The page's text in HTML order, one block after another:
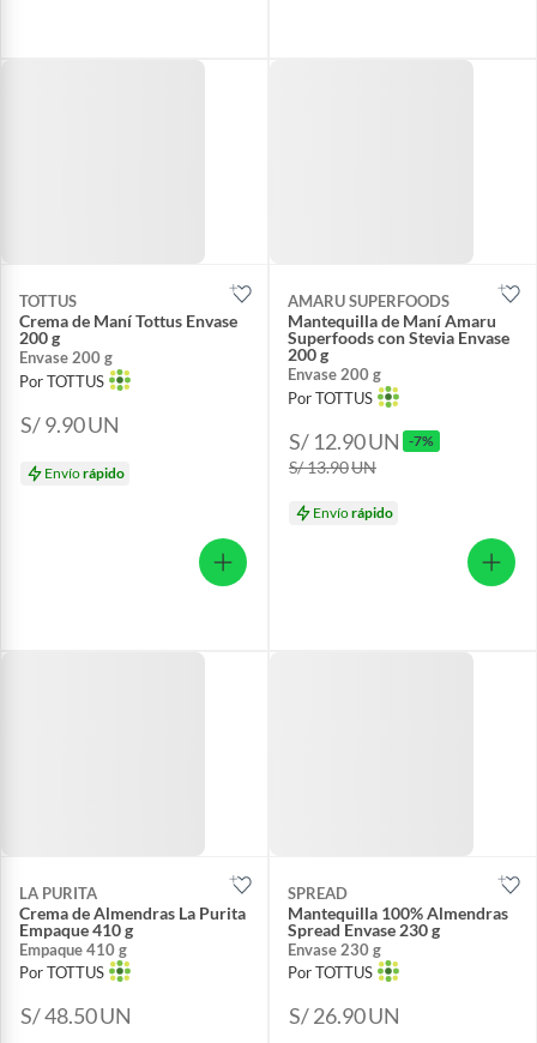
TOTTUS
Crema de Maní Tottus Envase
200 g
Envase 200 g
Por TOTTUS
S/ 9.90UN
Envíorápido
AMARU SUPERFOODS
Mantequilla de Maní Amaru
Superfoods con Stevia Envase
200 g
Envase 200 g
Por TOTTUS
S/ 12.90UN -7%
S/ 13.90UN
Envíorápido
LA PURITA
Crema de Almendras La Purita
Empaque 410 g
Empaque 410 g
Por TOTTUS
S/ 48.50UN
SPREAD
Mantequilla 100% Almendras
Spread Envase 230 g
Envase 230 g
Por TOTTUS
S/ 26.90UN